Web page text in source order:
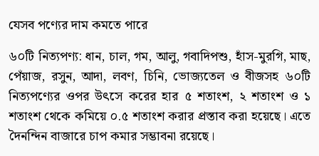
যেসব পণ্যের দাম কমতে পারে
৬০টি নিত্যপণ্য: ধান, চাল, গম, আলু, গবাদিপশু, হাঁস-মুরগি, মাছ,
পেঁয়াজ, রসুন, আদা, লবণ, চিনি, ভোজ্যতেল ও বীজসহ ৬০টি
নিত্যপণ্যের ওপর উৎসে করের হার ৫ শতাংশ, ২ শতাংশ ও ১
শতাংশ থেকে কমিয়ে ০.৫ শতাংশ করার প্রস্তাব করা হয়েছে। এতে
দৈনন্দিন বাজারে চাপ কমার সম্ভাবনা রয়েছে।